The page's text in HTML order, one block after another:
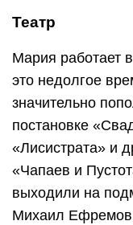
Театр
Мария работает
это недолгое
значительно
постановке
«Лисистрата» и
«Чапаев и
выходили на
Михаил